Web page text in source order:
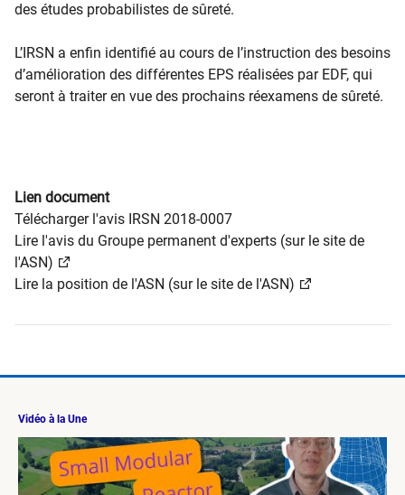
des études probabilistes de sûreté.
L’IRSN a enfin identifié au cours de l’instruction des besoins
d’amélioration des différentes EPS réalisées par EDF, qui
seront à traiter en vue des prochains réexamens de sûreté.
Lien document
Télécharger l'avis IRSN 2018-0007
Lire l'avis du Groupe permanent d'experts (sur le site de
l'ASN)
Lire la position de l'ASN (sur le site de l'ASN)
Vidéo à la Une